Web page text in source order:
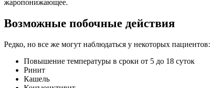
жаропонижающее.
Возможные побочные действия
Редко, но все же могут наблюдаться у некоторых пациентов:
Повышение температуры в сроки от 5 до 18 суток
Ринит
Кашель